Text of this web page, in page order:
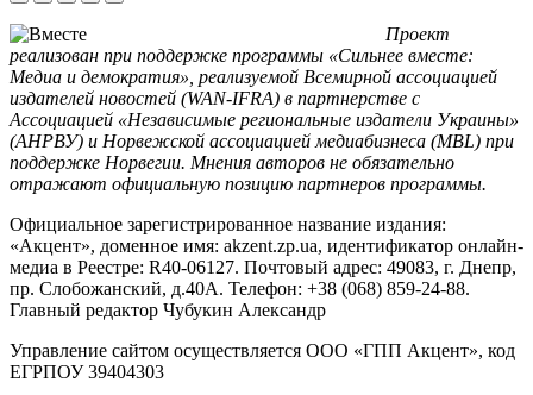
Проект
реализован при поддержке программы «Сильнее вместе:
Медиа и демократия», реализуемой Всемирной ассоциацией
издателей новостей (WAN-IFRA) в партнерстве с
Ассоциацией «Независимые региональные издатели Украины»
(АНРВУ) и Норвежской ассоциацией медиабизнеса (MBL) при
поддержке Норвегии. Мнения авторов не обязательно
отражают официальную позицию партнеров программы.
Официальное зарегистрированное название издания:
«Акцент», доменное имя: akzent.zp.ua, идентификатор онлайн-
медиа в Реестре: R40-06127. Почтовый адрес: 49083, г. Днепр,
пр. Слобожанский, д.40А. Телефон: +38 (068) 859-24-88.
Главный редактор Чубукин Александр
Управление сайтом осуществляется ООО «ГПП Акцент», код
ЕГРПОУ 39404303